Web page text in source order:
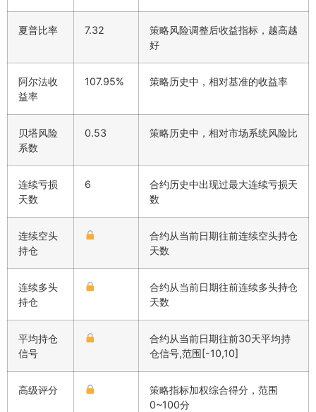
夏普比率 7.32
策略风险调整后收益指标，越高越
好
阿尔法收
益率
107.95% 策略历史中，相对基准的收益率
贝塔风险
系数
0.53 策略历史中，相对市场系统风险比
连续亏损
天数
6
合约历史中出现过最大连续亏损天
数
连续空头
持仓
合约从当前日期往前连续空头持仓
天数
连续多头
持仓
合约从当前日期往前连续多头持仓
天数
平均持仓
信号
合约从当前日期往前30天平均持
仓信号,范围[-10,10]
高级评分
策略指标加权综合得分，范围
0~100分